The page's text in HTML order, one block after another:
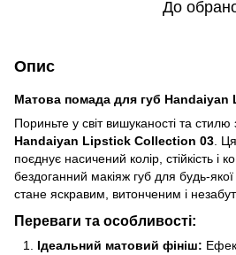
До
Опис
Матова помада для губ
Пориньте у світ вишуканості та стилю
Handaiyan Lipstick Collection 03 .
поєднує насичений колір, стійкість і
бездоганний макіяж губ для будь-
стане яскравим, витонченим і
Переваги та особливості:
Ідеальний матовий фініш: